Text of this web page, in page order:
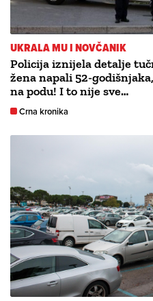
UKRALA MU I NOVČANIK
Policija iznijela detalje
žena napali 52-
na podu! I to nije sve…
Crna kronika